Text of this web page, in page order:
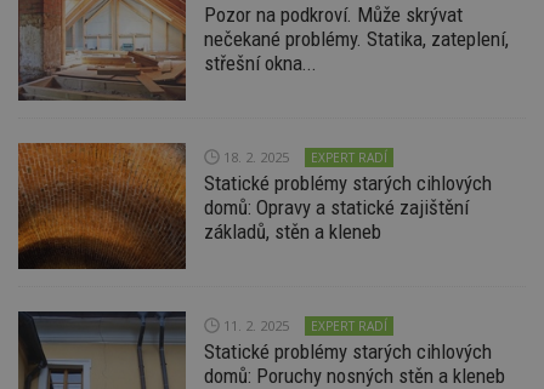
Pozor na podkroví. Může skrývat
nečekané problémy. Statika, zateplení,
střešní okna...
18. 2. 2025 EXPERT RADÍ
Statické problémy starých cihlových
domů: Opravy a statické zajištění
základů, stěn a kleneb
11. 2. 2025 EXPERT RADÍ
Statické problémy starých cihlových
domů: Poruchy nosných stěn a kleneb